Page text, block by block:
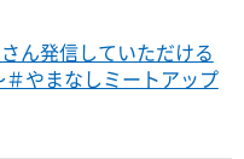
ん発信していただける
やまなしミートアップ